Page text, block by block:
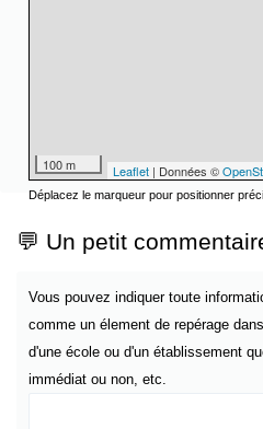
100 m Leaflet | Données ©
Déplacez le marqueur pour positionner
💬 Un petit
Vous pouvez indiquer toute
comme un élement de repérage
d'une école ou d'un établissement
immédiat ou non, etc.